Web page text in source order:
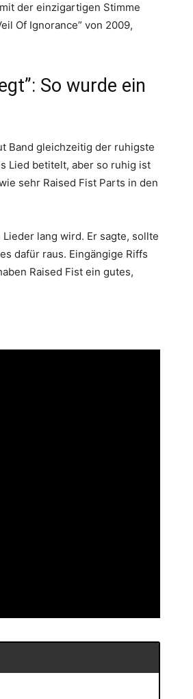
der einzigartigen Stimme
Of Ignorance” von 2009,
So wurde ein
Band gleichzeitig der ruhigste
Lied betitelt, aber so ruhig ist
sehr Raised Fist Parts in den
lang wird. Er sagte, sollte
dafür raus. Eingängige Riffs
Raised Fist ein gutes,